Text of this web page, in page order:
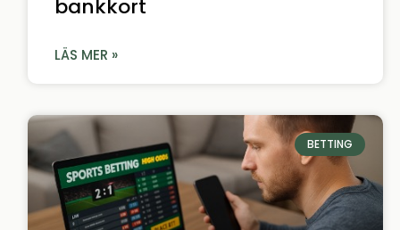
bankkort
LÄS MER »
BETTING